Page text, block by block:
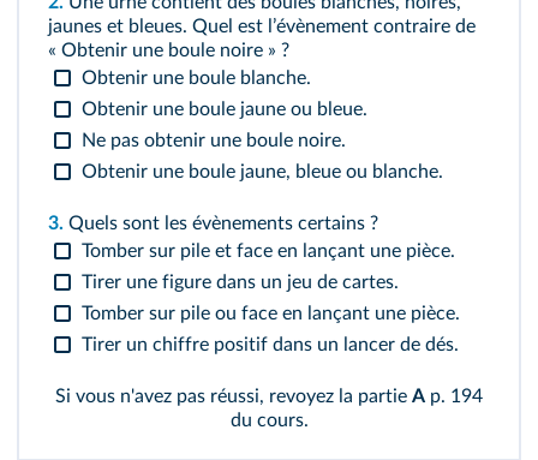
jaunes et bleues. Quel est lʼévènement contraire de
« Obtenir une boule noire » ?
Obtenir une boule blanche.
Obtenir une boule jaune ou bleue.
Ne pas obtenir une boule noire.
Obtenir une boule jaune, bleue ou blanche.
3. Quels sont les évènements certains ?
Tomber sur pile et face en lançant une pièce.
Tirer une figure dans un jeu de cartes.
Tomber sur pile ou face en lançant une pièce.
Tirer un chiffre positif dans un lancer de dés.
Si vous n'avez pas réussi, revoyez la partie A p. 194
du cours.